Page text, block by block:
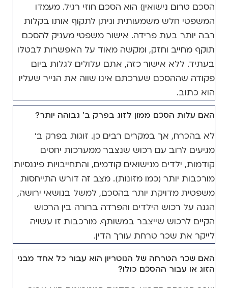
הסכם טרום נישואין) הוא הסכם חוזי רגיל. מעמדו
המשפטי חלש משמעותית וניתן לתקוף אותו בקלות
רבה יותר בעת פרידה. אישור משפטי מעניק להסכם
תוקף מחייב וחזק, ומקשה מאוד על האפשרות לבטלו
בעתיד. ללא אישור כזה, אתם עלולים לגלות ביום
פקודה שההסכם שערכתם אינו שווה את הנייר שעליו
הוא כתוב.
האם עלות הסכם ממון לזוג בפרק ב' גבוהה יותר?
לא בהכרח, אך במקרים רבים כן. זוגות בפרק ב'
מגיעים לרוב עם רכוש שנצבר ממערכות יחסים
קודמות, ילדים מנישואים קודמים, והתחייבויות פיננסיות
מורכבות יותר (כמו מזונות). מצב זה דורש התייחסות
משפטית מדויקת יותר בהסכם, למשל בנושאי ירושה,
הגנה על רכוש הילדים והפרדה ברורה בין הרכוש
הקיים לרכוש שייצבר במשותף. מורכבות זו עשויה
לייקר את שכר טרחת עורך הדין.
האם שכר הטרחה של הנוטריון הוא עבור כל אחד מבני
הזוג או עבור ההסכם כולו?